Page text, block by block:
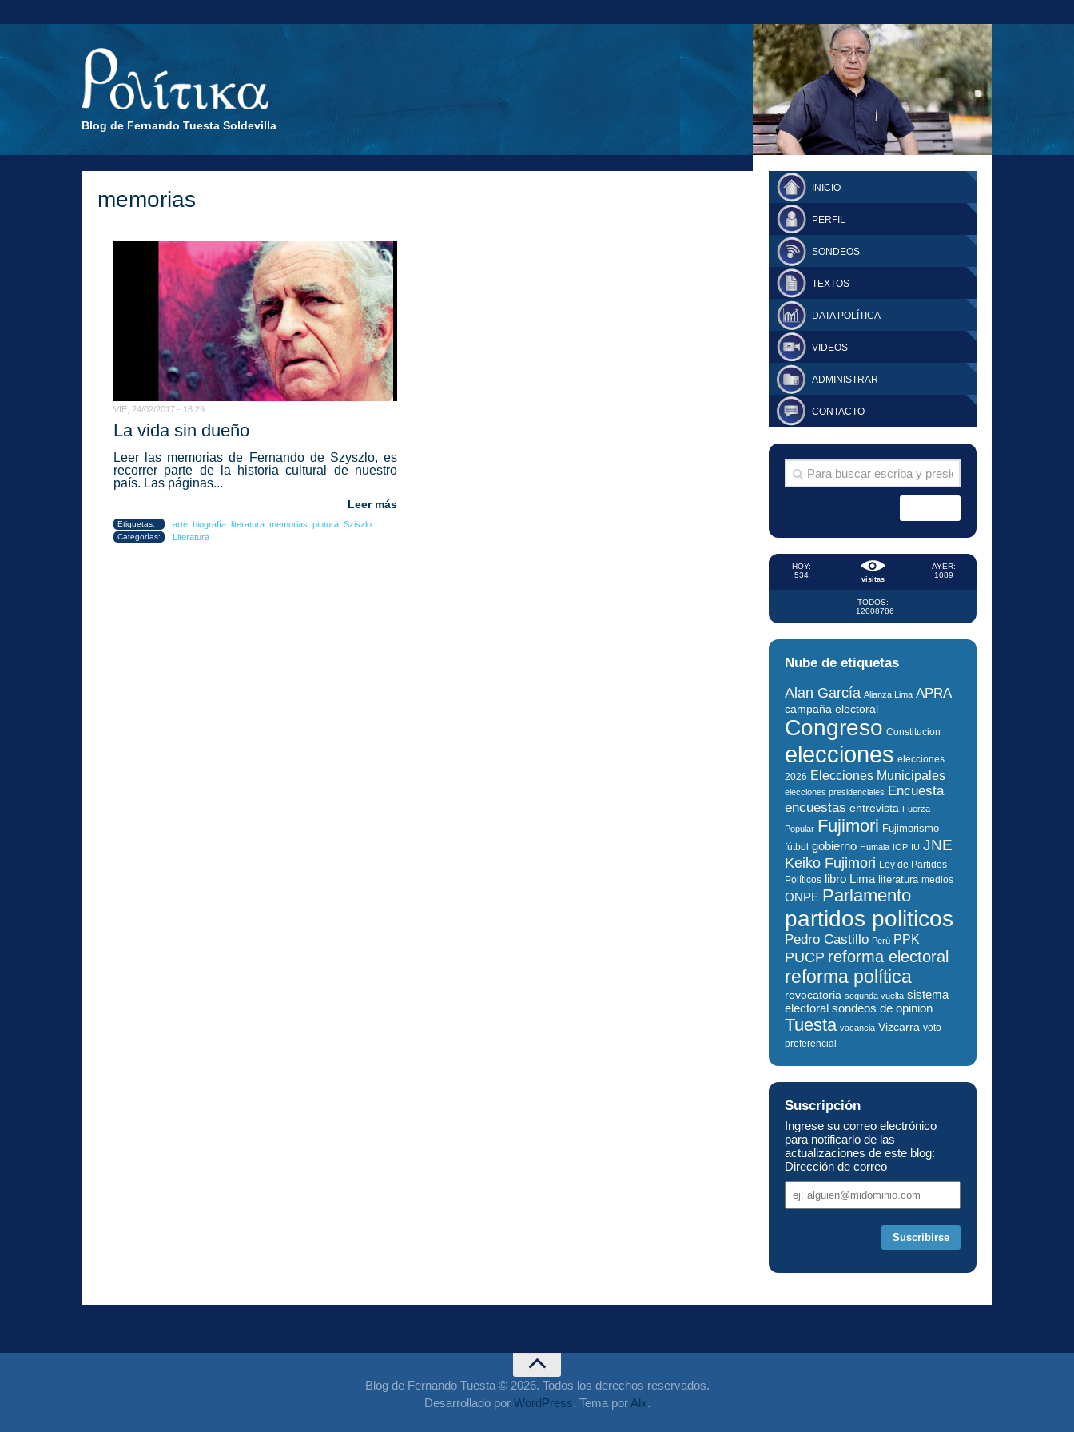
Blog de Fernando Tuesta Soldevilla
FERNANDO TUESTA SUPLEMENTO
DOMINGO
memorias
VIE, 24/02/2017 - 18:29
La vida sin dueño
Leer las memorias de Fernando de Szyszlo, es
recorrer parte de la historia cultural de nuestro
país. Las páginas...
Leer más
Etiquetas: arte biografía literatura memorias pintura Sziszlo
Categorías: Literatura
INICIO
PERFIL
SONDEOS
TEXTOS
DATA POLÍTICA
VIDEOS
ADMINISTRAR
CONTACTO
visitas
HOY:
534
AYER:
1089
TODOS:
12008786
Nube de etiquetas
Alan García Alianza Lima APRA
campaña electoral
Congreso Constitucion
elecciones elecciones
2026 Elecciones Municipales
elecciones presidenciales Encuesta
encuestas entrevista Fuerza
Popular Fujimori Fujimorismo
fútbol gobierno Humala IOP IU JNE
Keiko Fujimori Ley de Partidos
Políticos libro Lima literatura medios
ONPE Parlamento
partidos politicos
Pedro Castillo Perú PPK
PUCP reforma electoral
reforma política
revocatoria segunda vuelta sistema
electoral sondeos de opinion
Tuesta vacancia Vizcarra voto
preferencial
Suscripción
Ingrese su correo electrónico
para notificarlo de las
actualizaciones de este blog:
Dirección de correo
de
Blog de Fernando Tuesta © 2026. Todos los derechos reservados.
Desarrollado por WordPress. Tema porAlx.